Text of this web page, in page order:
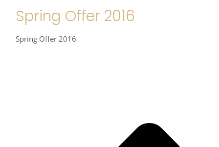
Spring Offer 2016
Spring Offer 2016